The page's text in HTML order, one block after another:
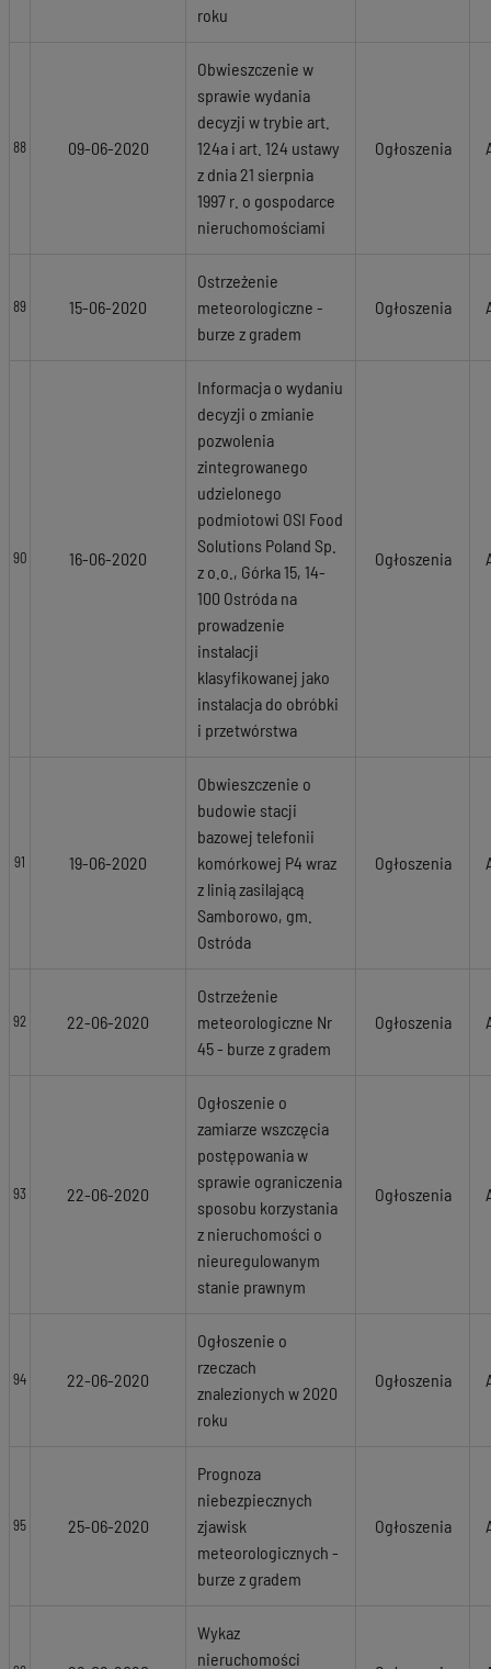
roku
88 09-06-2020
Obwieszczenie w
sprawie wydania
decyzji w trybie art.
124a i art. 124 ustawy
z dnia 21 sierpnia
1997 r. o gospodarce
nieruchomościami
Ogłoszenia
89 15-06-2020
Ostrzeżenie
meteorologiczne -
burze z gradem
Ogłoszenia
90 16-06-2020
Informacja o wydaniu
decyzji o zmianie
pozwolenia
zintegrowanego
udzielonego
podmiotowi OSI Food
Solutions Poland Sp.
z o.o., Górka 15, 14-
100 Ostróda na
prowadzenie
instalacji
klasyfikowanej jako
instalacja do obróbki
i przetwórstwa
Ogłoszenia
91 19-06-2020
Obwieszczenie o
budowie stacji
bazowej telefonii
komórkowej P4 wraz
z linią zasilającą
Samborowo, gm.
Ostróda
Ogłoszenia
92 22-06-2020
Ostrzeżenie
meteorologiczne Nr
45 - burze z gradem
Ogłoszenia
93 22-06-2020
Ogłoszenie o
zamiarze wszczęcia
postępowania w
sprawie ograniczenia
sposobu korzystania
z nieruchomości o
nieuregulowanym
stanie prawnym
Ogłoszenia
94 22-06-2020
Ogłoszenie o
rzeczach
znalezionych w 2020
roku
Ogłoszenia
95 25-06-2020
Prognoza
niebezpiecznych
zjawisk
meteorologicznych -
burze z gradem
Ogłoszenia
Wykaz
nieruchomości